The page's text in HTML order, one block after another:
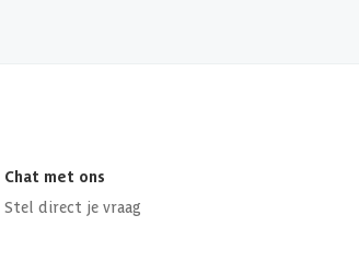
Chat met ons
Stel direct je vraag